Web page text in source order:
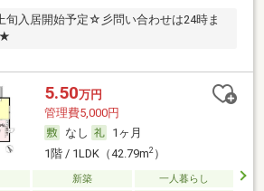
旬入居開始予定☆彡問い合わせは24時ま
★
5.50万円
管理費5,000円
なし
1ヶ月
1階 / 1LDK（42.79m2）
新築
一人暮らし